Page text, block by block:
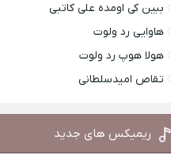
ببین کی اومده علی کاتبی
هاوایی رد ولوت
هولا هوپ رد ولوت
تقاص امیدسلطانی
ریمیکس های جدید